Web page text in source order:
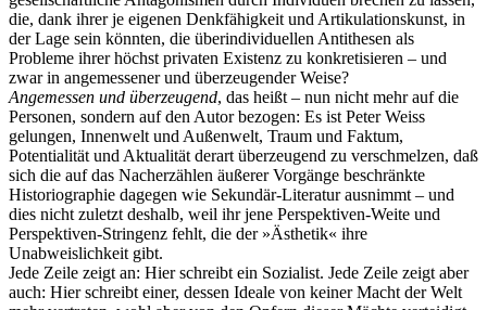
die, dank ihrer je eigenen Denkfähigkeit und Artikulationskunst, in
der Lage sein könnten, die überindividuellen Antithesen als
Probleme ihrer höchst privaten Existenz zu konkretisieren – und
zwar in angemessener und überzeugender Weise?
Angemessen und überzeugend, das heißt – nun nicht mehr auf die
Personen, sondern auf den Autor bezogen: Es ist Peter Weiss
gelungen, Innenwelt und Außenwelt, Traum und Faktum,
Potentialität und Aktualität derart überzeugend zu verschmelzen, daß
sich die auf das Nacherzählen äußerer Vorgänge beschränkte
Historiographie dagegen wie Sekundär-Literatur ausnimmt – und
dies nicht zuletzt deshalb, weil ihr jene Perspektiven-Weite und
Perspektiven-Stringenz fehlt, die der »Ästhetik« ihre
Unabweislichkeit gibt.
Jede Zeile zeigt an: Hier schreibt ein Sozialist. Jede Zeile zeigt aber
auch: Hier schreibt einer, dessen Ideale von keiner Macht der Welt